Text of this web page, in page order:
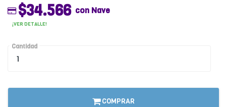
$34.566 con Nave
¡VER DETALLE!
Cantidad
COMPRAR